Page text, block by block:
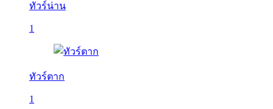
ทัวร์น่าน
1
ทัวร์ตาก
1